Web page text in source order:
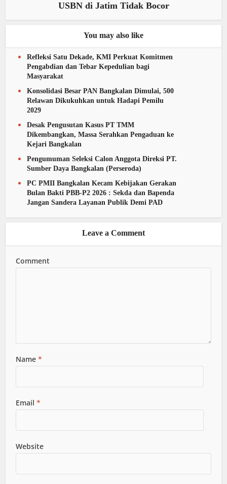
USBN di Jatim Tidak Bocor
You may also like
Refleksi Satu Dekade, KMI Perkuat Komitmen
Pengabdian dan Tebar Kepedulian bagi
Masyarakat
Konsolidasi Besar PAN Bangkalan Dimulai, 500
Relawan Dikukuhkan untuk Hadapi Pemilu
2029
Desak Pengusutan Kasus PT TMM
Dikembangkan, Massa Serahkan Pengaduan ke
Kejari Bangkalan
Pengumuman Seleksi Calon Anggota Direksi PT.
Sumber Daya Bangkalan (Perseroda)
PC PMII Bangkalan Kecam Kebijakan Gerakan
Bulan Bakti PBB-P2 2026 : Sekda dan Bapenda
Jangan Sandera Layanan Publik Demi PAD
Leave a Comment
Comment
Name*
Email*
Website